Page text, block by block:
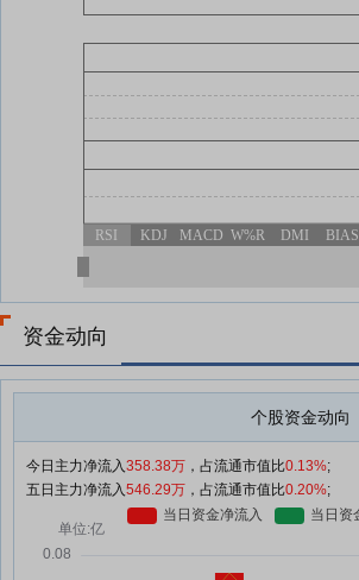
RSI KDJ MACD W%R DMI BIAS
资金动向
个股资金动向
今日主力净流入358.38万 ，占流通市值比0.13%;
五日主力净流入546.29万 ，占流通市值比0.20%;